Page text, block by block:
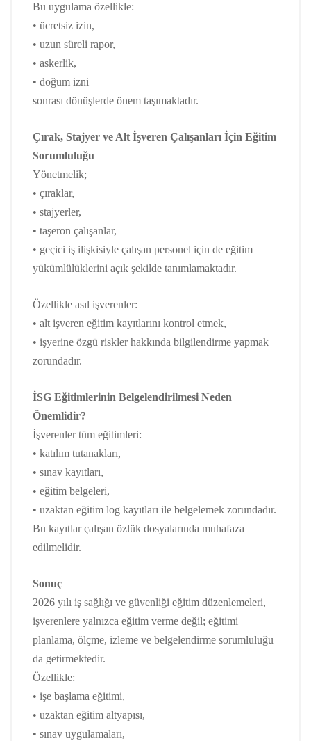
Bu uygulama özellikle:
• ücretsiz izin,
• uzun süreli rapor,
• askerlik,
• doğum izni
sonrası dönüşlerde önem taşımaktadır.
Çırak, Stajyer ve Alt İşveren Çalışanları İçin Eğitim
Sorumluluğu
Yönetmelik;
• çıraklar,
• stajyerler,
• taşeron çalışanlar,
• geçici iş ilişkisiyle çalışan personel için de eğitim
yükümlülüklerini açık şekilde tanımlamaktadır.
Özellikle asıl işverenler:
• alt işveren eğitim kayıtlarını kontrol etmek,
• işyerine özgü riskler hakkında bilgilendirme yapmak
zorundadır.
İSG Eğitimlerinin Belgelendirilmesi Neden
Önemlidir?
İşverenler tüm eğitimleri:
• katılım tutanakları,
• sınav kayıtları,
• eğitim belgeleri,
• uzaktan eğitim log kayıtları ile belgelemek zorundadır.
Bu kayıtlar çalışan özlük dosyalarında muhafaza
edilmelidir.
Sonuç
2026 yılı iş sağlığı ve güvenliği eğitim düzenlemeleri,
işverenlere yalnızca eğitim verme değil; eğitimi
planlama, ölçme, izleme ve belgelendirme sorumluluğu
da getirmektedir.
Özellikle:
• işe başlama eğitimi,
• uzaktan eğitim altyapısı,
• sınav uygulamaları,